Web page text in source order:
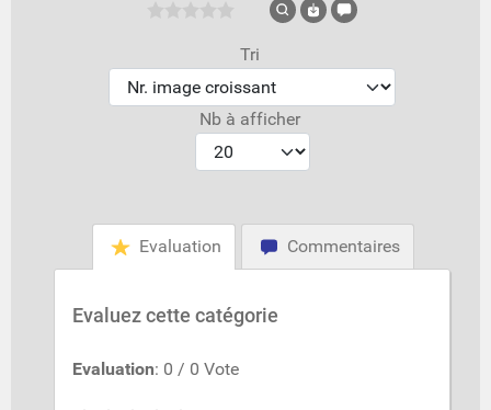
Tri
Nb à afficher
Evaluation Commentaires
Evaluez cette catégorie
Evaluation: 0 / 0 Vote